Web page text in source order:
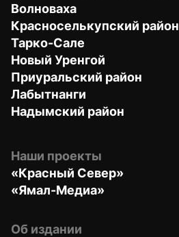
Волноваха
Красноселькупский район
Тарко-Сале
Новый Уренгой
Приуральский район
Лабытнанги
Надымский район
Наши проекты
«Красный Север»
«Ямал-Медиа»
Об издании